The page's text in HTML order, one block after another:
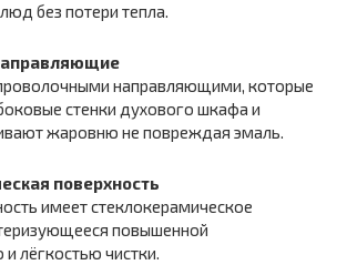
без потери тепла.
направляющими, которые
стенки духового шкафа и
жаровню не повреждая эмаль.
поверхность
имеет стеклокерамическое
повышенной
лёгкостью чистки.